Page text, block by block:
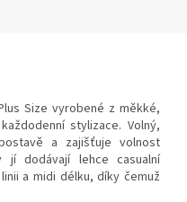
Size vyrobené z měkké,
stylizace. Volný,
a zajišťuje volnost
jí dodávají lehce casualní
a midi délku, díky čemuž